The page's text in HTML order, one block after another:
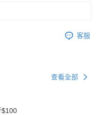
客服
查看全部
$100